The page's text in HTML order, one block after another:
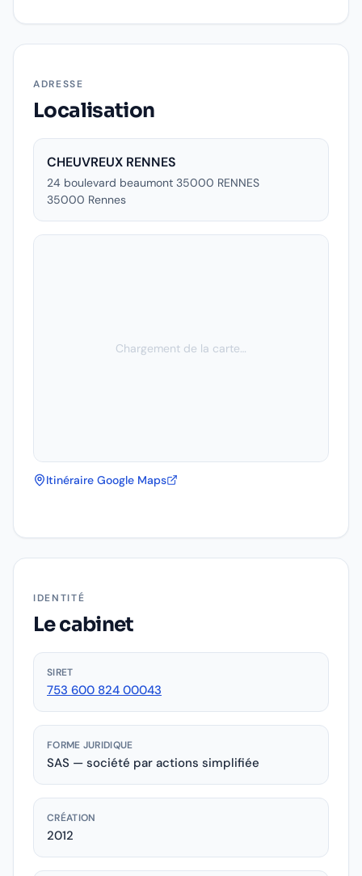
ADRESSE
Localisation
CHEUVREUX RENNES
24 boulevard beaumont 35000 RENNES
35000 Rennes
Chargement de la carte…
Itinéraire Google Maps
IDENTITÉ
Le cabinet
SIRET
753 600 824 00043
FORME JURIDIQUE
SAS — société par actions simplifiée
CRÉATION
2012